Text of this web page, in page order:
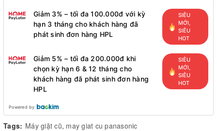
Giảm 3% – tối đa 100.000đ với kỳ
hạn 3 tháng cho khách hàng đã
phát sinh đơn hàng HPL
SIÊU
MỚI,
SIÊU
HOT
Giảm 5% – tối đa 200.000đ khi
chọn kỳ hạn 6 & 12 tháng cho
khách hàng đã phát sinh đơn hàng
HPL
SIÊU
MỚI,
SIÊU
HOT
Powered by
Tags: Máy giặt cũ, may giat cu panasonic